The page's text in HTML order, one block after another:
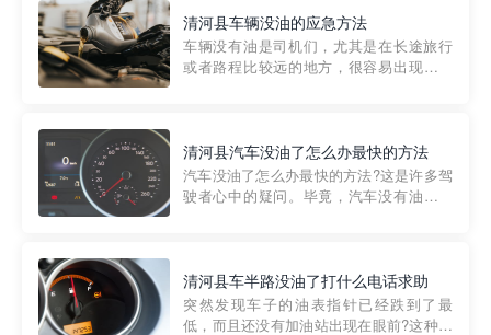
紧急情况下，我们需要一种高效可靠的救
援方式。而这时，地库救援专...
清河县车辆没油的应急方法
车辆没有油是司机们，尤其是在长途旅行
或者路程比较远的地方，很容易出现这种
的送油师傅，解决没油的紧急情况。 首
先，让我们来了解一下穿...
清河县汽车没油了怎么办最快的方法
汽车没油了怎么办最快的方法?这是许多驾
驶者心中的疑问。毕竟，汽车没有油就无
越者小程序是一款专门解决汽车没油问题
的在线服务平台。通过...
清河县车半路没油了打什么电话求助
突然发现车子的油表指针已经跌到了最
低，而且还没有加油站出现在眼前?这种情